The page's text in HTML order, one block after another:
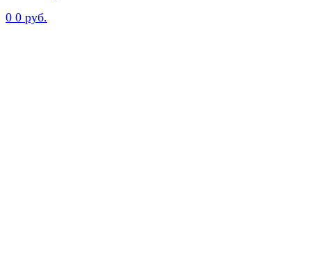
0 0 руб.